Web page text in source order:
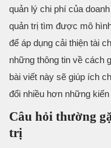
quản lý chi phí của
quản trị tìm được mô
để áp dụng cải thiện tài
những thông tin về cách
bài viết này sẽ giúp ích
đổi nhiều hơn những
Câu hỏi thường
trị